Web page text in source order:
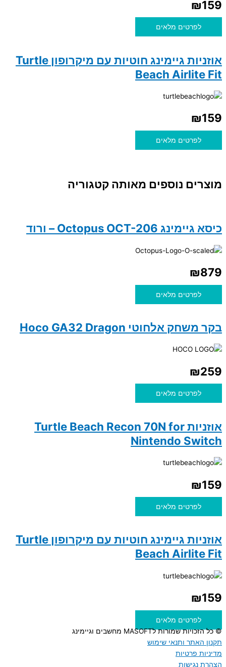
₪159
לפרטים מלאים
אוזניות גיימינג חוטיות עם מיקרופון Turtle
Beach Airlite Fit
₪159
לפרטים מלאים
מוצרים נוספים מאותה קטגוריה
כיסא גיימינג Octopus OCT-206 – ורוד
₪879
לפרטים מלאים
בקר משחק אלחוטי Hoco GA32 Dragon
₪259
לפרטים מלאים
אוזניות Turtle Beach Recon 70N for
Nintendo Switch
₪159
לפרטים מלאים
אוזניות גיימינג חוטיות עם מיקרופון Turtle
Beach Airlite Fit
₪159
לפרטים מלאים
© כל הזכויות שמורות לMASOFT מחשבים וגיימינג
תקנון האתר ותנאי שימוש
מדיניות פרטיות
הצהרת נגישות